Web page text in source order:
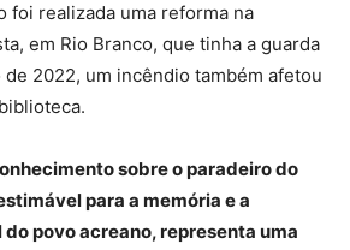
foi realizada uma reforma na
em Rio Branco, que tinha a guarda
de 2022, um incêndio também afetou
sobre o paradeiro do
para a memória e a
povo acreano, representa uma